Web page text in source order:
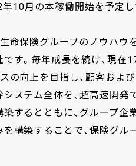
10月の本稼働開始を予定し
命保険グループのノウハ
す。毎年成長を続け、現
の向上を目指し、顧客およ
ステム全体を、超高速開発
するとともに、グループ企
構築することで、保険グ